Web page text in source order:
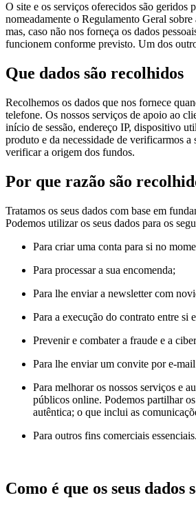
O site e os serviços oferecidos são geridos
nomeadamente o Regulamento Geral
mas, caso não nos forneça os dados
funcionem conforme previsto. Um dos
Que dados são recolhidos
Recolhemos os dados que nos fornece
telefone. Os nossos serviços de apoio ao
início de sessão, endereço IP, dispositivo
produto e da necessidade de verificarmos
verificar a origem dos fundos.
Por que razão são
Tratamos os seus dados com base em
Podemos utilizar os seus dados para os
Para criar uma conta para si no
Para processar a sua encomenda;
Para lhe enviar a newsletter com
Para a execução do contrato entre si
Prevenir e combater a fraude e a
Para lhe enviar um convite por e-
Para melhorar os nossos serviços e
públicos online. Podemos partilhar
autêntica; o que inclui as
Para outros fins comerciais essenciais.
Como é que os seus dados